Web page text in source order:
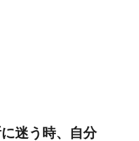
迷う時、自分